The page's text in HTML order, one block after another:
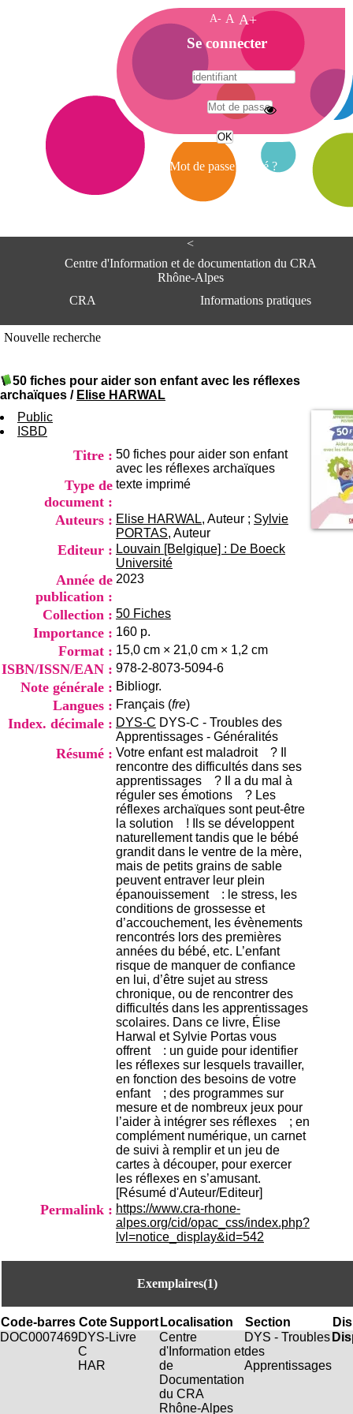
<
Centre d'Information et de documentation du CRA
Rhône-Alpes
CRA
Informations pratiques
Centre Hospitalier le Vinatier
bât 211
9h00-12h00 13h30-16h00
Contact
+33(0)4 37 91 54 37
Mail
Nouvelle recherche
50 fiches pour aider son enfant avec les réflexes
archaïques / Elise HARWAL
Public
ISBD
Titre : 50 fiches pour aider son enfant
avec les réflexes archaïques
Type de
document :
texte imprimé
Auteurs : Elise HARWAL, Auteur ; Sylvie
PORTAS, Auteur
Editeur : Louvain [Belgique] : De Boeck
Université
Année de
publication :
2023
Collection : 50 Fiches
Importance : 160 p.
Format : 15,0 cm × 21,0 cm × 1,2 cm
ISBN/ISSN/EAN : 978-2-8073-5094-6
Note générale : Bibliogr.
Langues : Français (fre)
Index. décimale : DYS-C DYS-C - Troubles des
Apprentissages - Généralités
Résumé : Votre enfant est maladroit ? Il
rencontre des difficultés dans ses
apprentissages ? Il a du mal à
réguler ses émotions ? Les
réflexes archaïques sont peut-être
la solution ! Ils se développent
naturellement tandis que le bébé
grandit dans le ventre de la mère,
mais de petits grains de sable
peuvent entraver leur plein
épanouissement : le stress, les
conditions de grossesse et
d’accouchement, les évènements
rencontrés lors des premières
années du bébé, etc. L’enfant
risque de manquer de confiance
en lui, d’être sujet au stress
chronique, ou de rencontrer des
difficultés dans les apprentissages
scolaires. Dans ce livre, Élise
Harwal et Sylvie Portas vous
offrent : un guide pour identifier
les réflexes sur lesquels travailler,
en fonction des besoins de votre
enfant ; des programmes sur
mesure et de nombreux jeux pour
l’aider à intégrer ses réflexes ; en
complément numérique, un carnet
de suivi à remplir et un jeu de
cartes à découper, pour exercer
les réflexes en s’amusant.
[Résumé d'Auteur/Editeur]
Permalink : https://www.cra-rhone-
alpes.org/cid/opac_css/index.php?
lvl=notice_display&id=542
Exemplaires(1)
Code-barres CoteSupport Localisation Section
DOC0007469DYS-
C
HAR
Livre
Centre
d'Information et
de
Documentation
du CRA
Rhône-Alpes
DYS - Troubles
des
Apprentissages
A- A A+
A
c
c
e
i
Se connecter
Mot de passe oublié ?
A
e
e
f
o
t
i
o
e
t
d
e
D
o
u
m
e
n
t
a
t
o
n
d
u
C
R
A
R
h
ô
n
e
-
A
l
p
e
s
C
e
n
t
r
e
H
o
s
p
i
t
a
l
i
e
r
l
e
t
i
e